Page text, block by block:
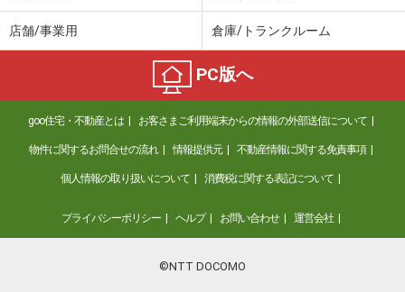
店舗/事業用 倉庫/トランクルーム
PC版へ
goo住宅・不動産とは お客さまご利用端末からの情報の外部送信について
物件に関するお問合せの流れ 情報提供元 不動産情報に関する免責事項
個人情報の取り扱いについて 消費税に関する表記について
プライバシーポリシー ヘルプ お問い合わせ 運営会社
©NTT DOCOMO